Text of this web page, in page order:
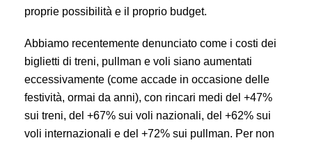
proprie possibilità e il proprio budget.
Abbiamo recentemente denunciato come i costi dei
biglietti di treni, pullman e voli siano aumentati
eccessivamente (come accade in occasione delle
festività, ormai da anni), con rincari medi del +47%
sui treni, del +67% sui voli nazionali, del +62% sui
voli internazionali e del +72% sui pullman. Per non